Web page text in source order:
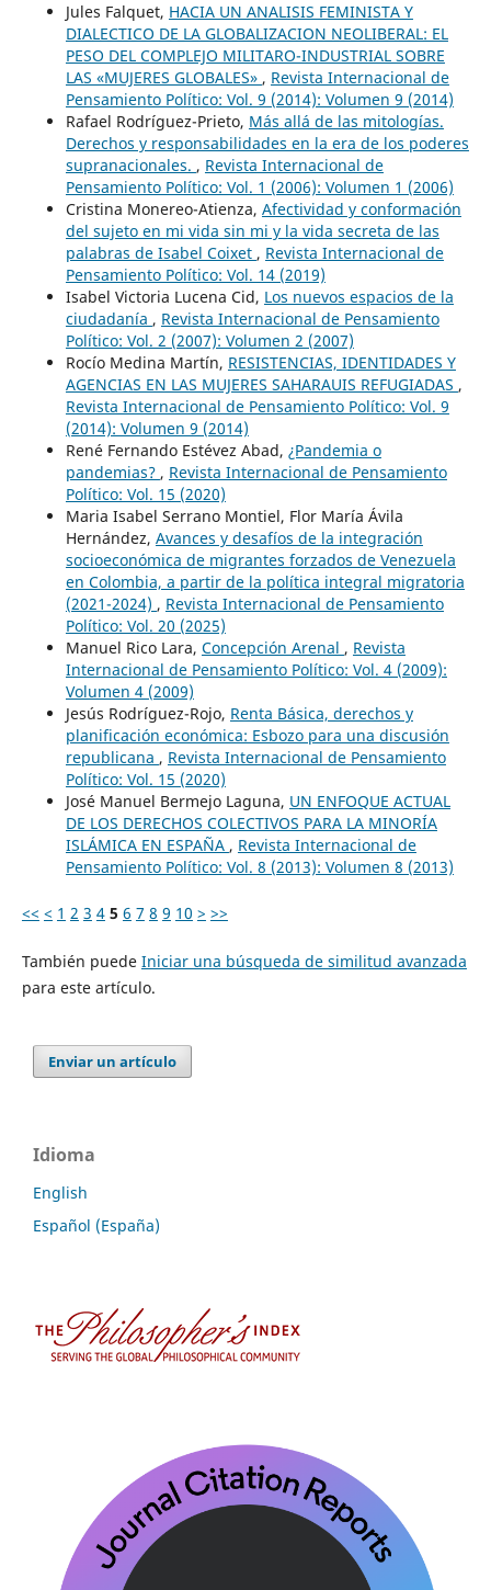
Jules Falquet, HACIA UN ANALISIS FEMINISTA Y
DIALECTICO DE LA GLOBALIZACION NEOLIBERAL: EL
PESO DEL COMPLEJO MILITARO-INDUSTRIAL SOBRE
LAS «MUJERES GLOBALES» , Revista Internacional de
Pensamiento Político: Vol. 9 (2014): Volumen 9 (2014)
Rafael Rodríguez-Prieto, Más allá de las mitologías.
Derechos y responsabilidades en la era de los poderes
supranacionales. , Revista Internacional de
Pensamiento Político: Vol. 1 (2006): Volumen 1 (2006)
Cristina Monereo-Atienza, Afectividad y conformación
del sujeto en mi vida sin mi y la vida secreta de las
palabras de Isabel Coixet , Revista Internacional de
Pensamiento Político: Vol. 14 (2019)
Isabel Victoria Lucena Cid, Los nuevos espacios de la
ciudadanía , Revista Internacional de Pensamiento
Político: Vol. 2 (2007): Volumen 2 (2007)
Rocío Medina Martín, RESISTENCIAS, IDENTIDADES Y
AGENCIAS EN LAS MUJERES SAHARAUIS REFUGIADAS ,
Revista Internacional de Pensamiento Político: Vol. 9
(2014): Volumen 9 (2014)
René Fernando Estévez Abad, ¿Pandemia o
pandemias? , Revista Internacional de Pensamiento
Político: Vol. 15 (2020)
Maria Isabel Serrano Montiel, Flor María Ávila
Hernández, Avances y desafíos de la integración
socioeconómica de migrantes forzados de Venezuela
en Colombia, a partir de la política integral migratoria
(2021-2024) , Revista Internacional de Pensamiento
Político: Vol. 20 (2025)
Manuel Rico Lara, Concepción Arenal , Revista
Internacional de Pensamiento Político: Vol. 4 (2009):
Volumen 4 (2009)
Jesús Rodríguez-Rojo, Renta Básica, derechos y
planificación económica: Esbozo para una discusión
republicana , Revista Internacional de Pensamiento
Político: Vol. 15 (2020)
José Manuel Bermejo Laguna, UN ENFOQUE ACTUAL
DE LOS DERECHOS COLECTIVOS PARA LA MINORÍA
ISLÁMICA EN ESPAÑA , Revista Internacional de
Pensamiento Político: Vol. 8 (2013): Volumen 8 (2013)
<< < 1 2 3 4 5 6 7 8 9 10 > >>
También puede Iniciar una búsqueda de similitud avanzada
para este artículo.
Enviar un artículo
Idioma
English
Español (España)